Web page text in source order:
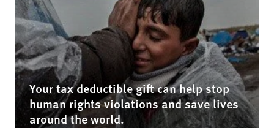
Your tax deductible gift can help stop
human rights violations and save lives
around the world.